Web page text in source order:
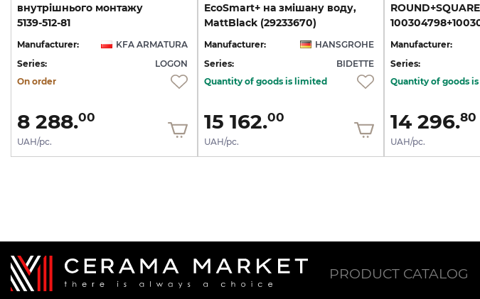
внутрішнього монтажу
5139-512-81
Manufacturer:
KFA ARMATURA
Series:
LOGON
On order
8 288.00
UAH/pc.
EcoSmart+ на змішану воду,
MattBlack (29233670)
Manufacturer:
HANSGROHE
Series:
BIDETTE
Quantity of goods is limited
15 162.00
UAH/pc.
ROUND+SQUARE
Manufacturer:
Series:
Quantity of goods
14 296.80
UAH/pc.
PRODUCT CATALOG